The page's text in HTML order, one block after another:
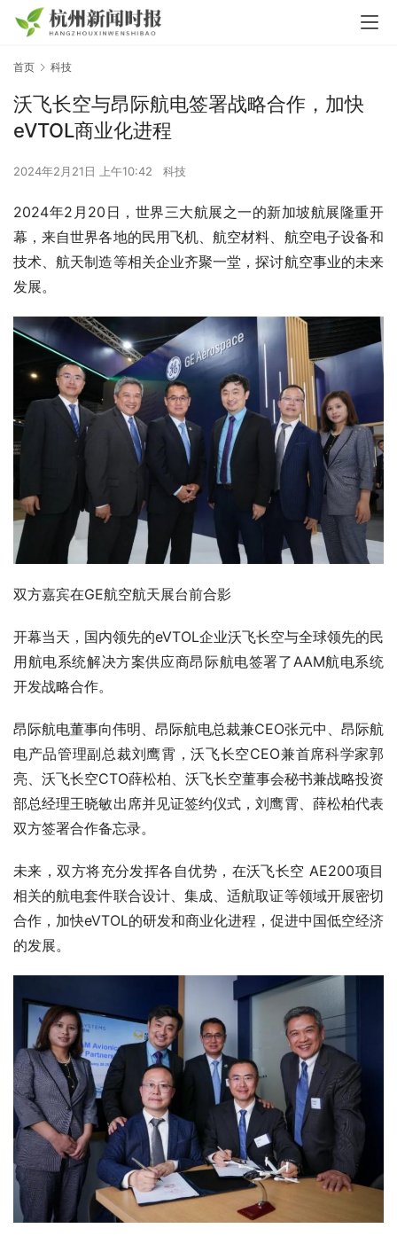
首页 科技
沃飞长空与昂际航电签署战略合作，加快
eVTOL商业化进程
2024年2月21日 上午10:42 科技
2024年2月20日，世界三大航展之一的新加坡航展隆重开
幕，来自世界各地的民用飞机、航空材料、航空电子设备和
技术、航天制造等相关企业齐聚一堂，探讨航空事业的未来
发展。
双方嘉宾在GE航空航天展台前合影
开幕当天，国内领先的eVTOL企业沃飞长空与全球领先的民
用航电系统解决方案供应商昂际航电签署了AAM航电系统
开发战略合作。
昂际航电董事向伟明、昂际航电总裁兼CEO张元中、昂际航
电产品管理副总裁刘鹰霄，沃飞长空CEO兼首席科学家郭
亮、沃飞长空CTO薛松柏、沃飞长空董事会秘书兼战略投资
部总经理王晓敏出席并见证签约仪式，刘鹰霄、薛松柏代表
双方签署合作备忘录。
未来，双方将充分发挥各自优势，在沃飞长空 AE200项目
相关的航电套件联合设计、集成、适航取证等领域开展密切
合作，加快eVTOL的研发和商业化进程，促进中国低空经济
的发展。